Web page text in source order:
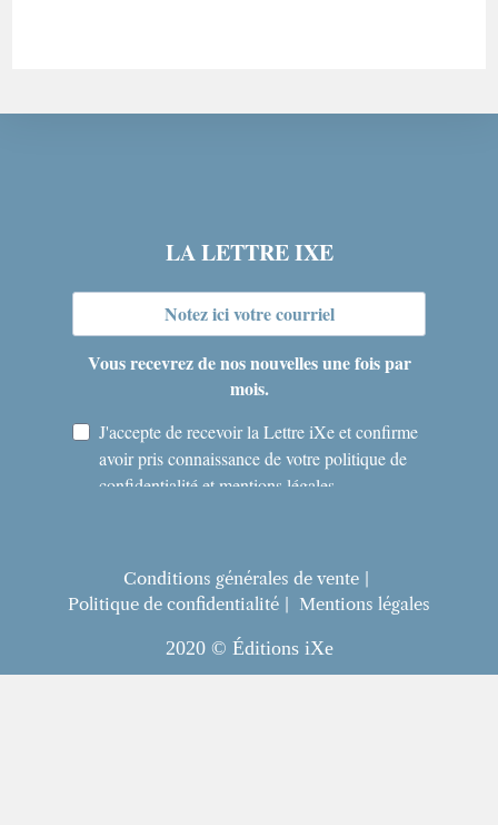
Conditions générales de vente
Politique de confidentialité
Mentions légales
2020 © Éditions iXe